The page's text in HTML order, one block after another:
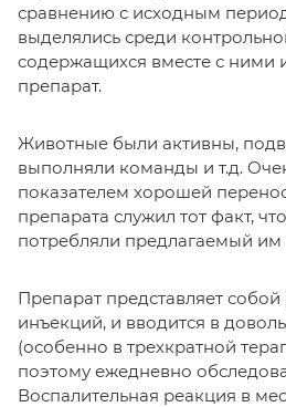
сравнению с исходным
выделялись среди
содержащихся вместе с ними
препарат.
Животные были активны,
выполняли команды и т.д.
показателем хорошей
препарата служил тот факт,
потребляли предлагаемый им
Препарат представляет собой
инъекций, и вводится в
(особенно в трехкратной
поэтому ежедневно
Воспалительная реакция в